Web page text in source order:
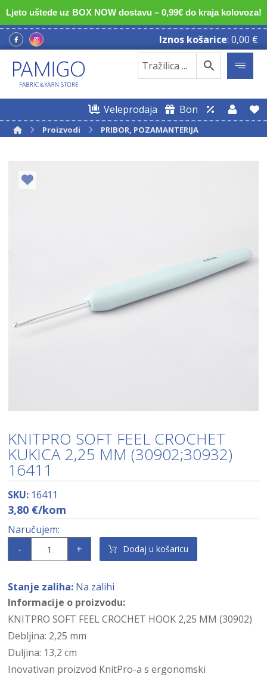
Ljeto uštede uz BOX NOW dostavu – 0,99€ do kraja kolovoza!
Iznos košarice: 0,00 €
Veleprodaja Bon
Proizvodi PRIBOR, POZAMANTERIJA
KNITPRO SOFT FEEL CROCHET
KUKICA 2,25 MM (30902;30932)
16411
SKU: 16411
3,80 €/kom
- + Dodaj u košaricu
Stanje zaliha: Na zalihi
Informacije o proizvodu:
KNITPRO SOFT FEEL CROCHET HOOK 2,25 MM (30902)
Debljina: 2,25 mm
Duljina: 13,2 cm
Inovativan proizvod KnitPro-a s ergonomski